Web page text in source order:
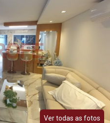
Ver todas as fotos